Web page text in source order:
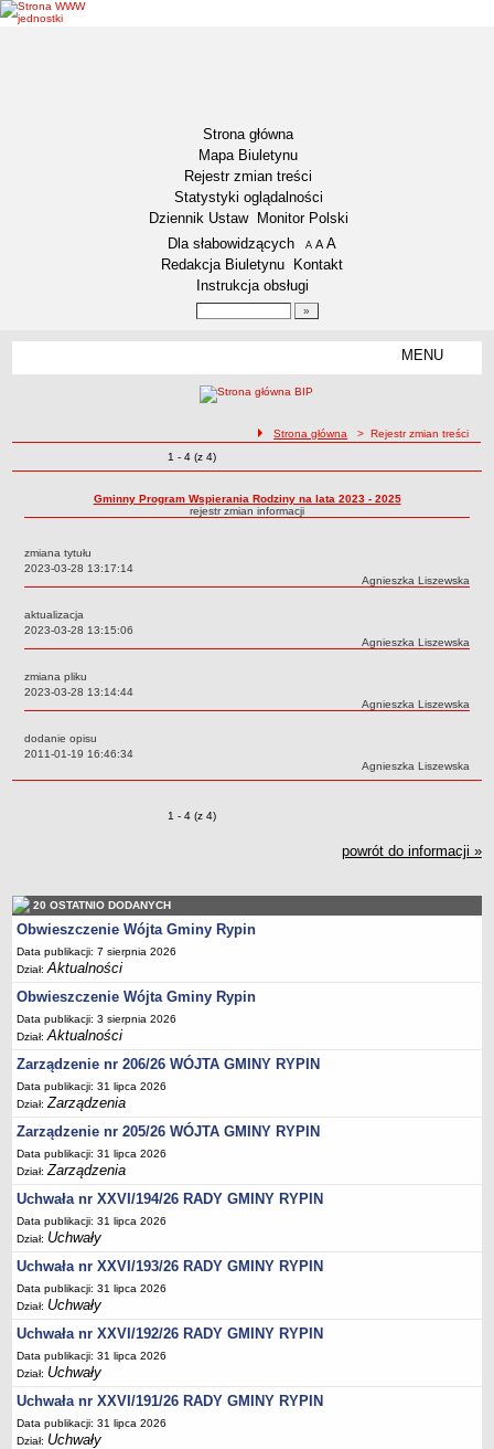
Strona główna
Mapa Biuletynu
Rejestr zmian treści
Statystyki oglądalności
Dziennik Ustaw
Monitor Polski
Menu dodatkowe
Dla słabowidzących A pomniejsz czcionkę
A standardowy rozmiar czcionki
A
Redakcja Biuletynu
Kontakt
Instrukcja obsługi
MENU
Dane statystyczne
Zadania publiczne
Związki i stowarzyszenia
Rejestr zbiorów danych osobowych
RODO Klauzule informacyjne
AKTUALNOŚCI I OGŁOSZENIA
URZĄD GMINY
Dane teleadresowe
Pracownicy urzędu - baza magazynowo - warsztatowa
Kompetencje referatów
Regulamin organizacyjny
Regulamin naboru na wolne stanowiska urzędnicze
Ogłoszenia o naborze na wolne stanowiska urzędnicze
Lista kandydatów spełniających wymagania formalne w naborach na
wolne stanowiska urzędnicze
Wyniki naboru na wolne stanowiska urzędnicze
Petycje
Sygnaliści
Galeria
Raporty o stanie dostępności
Wnioski
WŁADZE I STRUKTURA
Struktura organizacyjna
Rada gminy
Wójt
Urząd gminy
Jednostki organizacyjne, GOPS, Instytucja kultury, OSP
Jednostki pomocnicze - sołectwa
ścieżka nawigacji
Strona główna > Rejestr zmian treści
Zmiany o pozycjach
1 - 4 (z 4)
Gminny Program Wspierania Rodziny na lata 2023 - 2025
rejestr zmian informacji
zmiana tytułu
Data:
2023-03-28 13:17:14
Autor:
Agnieszka Liszewska
aktualizacja
Data:
2023-03-28 13:15:06
Autor:
Agnieszka Liszewska
zmiana pliku
Data:
2023-03-28 13:14:44
Autor:
Agnieszka Liszewska
dodanie opisu
Data:
2011-01-19 16:46:34
Autor:
Agnieszka Liszewska
Zmiany o pozycjach
1 - 4 (z 4)
powrót do informacji »
20 OSTATNIO DODANYCH
Obwieszczenie Wójta Gminy Rypin
Data publikacji: 7 sierpnia 2026
Dział:Aktualności
Obwieszczenie Wójta Gminy Rypin
Data publikacji: 3 sierpnia 2026
Dział:Aktualności
Zarządzenie nr 206/26 WÓJTA GMINY RYPIN
Data publikacji: 31 lipca 2026
Dział:Zarządzenia
Zarządzenie nr 205/26 WÓJTA GMINY RYPIN
Data publikacji: 31 lipca 2026
Dział:Zarządzenia
Uchwała nr XXVI/194/26 RADY GMINY RYPIN
Data publikacji: 31 lipca 2026
Dział: Uchwały
Uchwała nr XXVI/193/26 RADY GMINY RYPIN
Data publikacji: 31 lipca 2026
Dział: Uchwały
Uchwała nr XXVI/192/26 RADY GMINY RYPIN
Data publikacji: 31 lipca 2026
Dział: Uchwały
Uchwała nr XXVI/191/26 RADY GMINY RYPIN
Data publikacji: 31 lipca 2026
Dział: Uchwały